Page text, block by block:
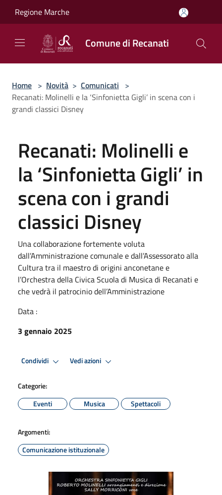
Regione Marche
Comune di Recanati
Home > Novità > Comunicati >
Recanati: Molinelli e la ‘Sinfonietta Gigli’ in scena con i
grandi classici Disney
Recanati: Molinelli e
la ‘Sinfonietta Gigli’ in
scena con i grandi
classici Disney
Una collaborazione fortemente voluta
dall’Amministrazione comunale e dall’Assessorato alla
Cultura tra il maestro di origini anconetane e
l’Orchestra della Civica Scuola di Musica di Recanati e
che vedrà il patrocinio dell’Amministrazione
Data :
3 gennaio 2025
Condividi Vedi azioni
Categorie:
Eventi
Musica Spettacoli
Argomenti:
Comunicazione istituzionale